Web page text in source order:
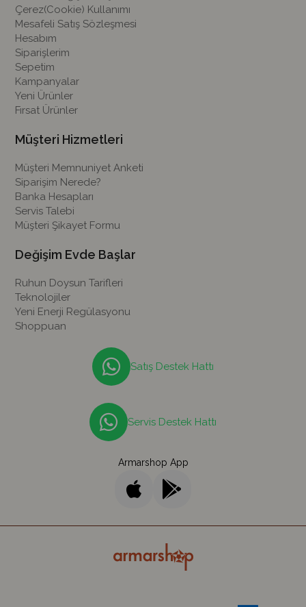
Çerez(Cookie) Kullanımı
Mesafeli Satış Sözleşmesi
Hesabım
Siparişlerim
Sepetim
Kampanyalar
Yeni Ürünler
Fırsat Ürünler
Müşteri Hizmetleri
Müşteri Memnuniyet Anketi
Siparişim Nerede?
Banka Hesapları
Servis Talebi
Müşteri Şikayet Formu
Değişim Evde Başlar
Ruhun Doysun Tarifleri
Teknolojiler
Yeni Enerji Regülasyonu
Shoppuan
Satış Destek Hattı
Servis Destek Hattı
Armarshop App